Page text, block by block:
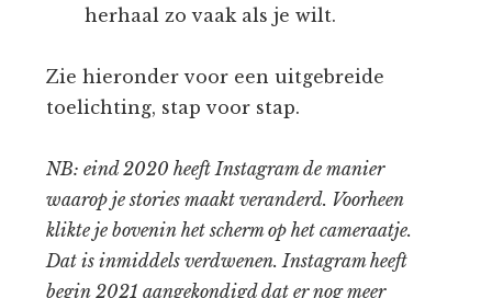
herhaal zo vaak als je wilt.
Zie hieronder voor een uitgebreide
toelichting, stap voor stap.
NB: eind 2020 heeft Instagram de manier
waarop je stories maakt veranderd. Voorheen
klikte je bovenin het scherm op het cameraatje.
Dat is inmiddels verdwenen. Instagram heeft
begin 2021 aangekondigd dat er nog meer